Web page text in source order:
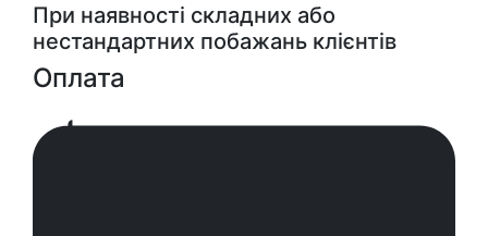
При наявності складних або
нестандартних побажань клієнтів
Оплата